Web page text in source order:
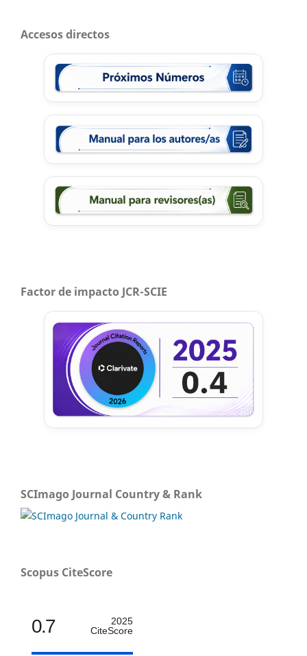
Accesos directos
Factor de impacto JCR-SCIE
SCImago Journal Country & Rank
Scopus CiteScore
0.7
2025
CiteScore